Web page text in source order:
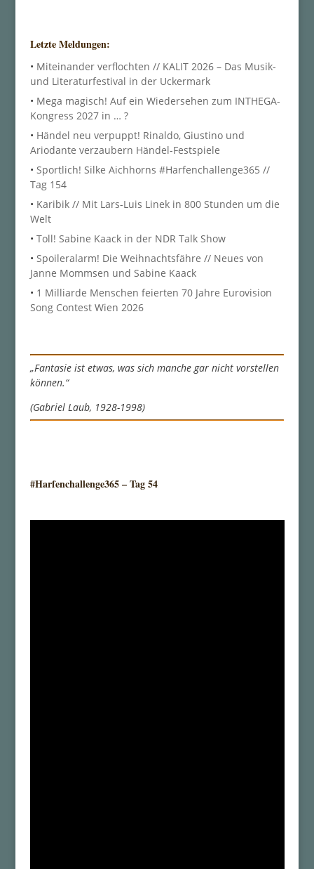
Letzte Meldungen:
• Miteinander verflochten // KALIT 2026 – Das Musik-
und Literaturfestival in der Uckermark
• Mega magisch! Auf ein Wiedersehen zum INTHEGA-
Kongress 2027 in … ?
• Händel neu verpuppt! Rinaldo, Giustino und
Ariodante verzaubern Händel-Festspiele
• Sportlich! Silke Aichhorns #Harfenchallenge365 //
Tag 154
• Karibik // Mit Lars-Luis Linek in 800 Stunden um die
Welt
• Toll! Sabine Kaack in der NDR Talk Show
• Spoileralarm! Die Weihnachtsfähre // Neues von
Janne Mommsen und Sabine Kaack
• 1 Milliarde Menschen feierten 70 Jahre Eurovision
Song Contest Wien 2026
„Fantasie ist etwas, was sich manche gar nicht vorstellen
können.“
(Gabriel Laub, 1928-1998)
#Harfenchallenge365 – Tag 54|